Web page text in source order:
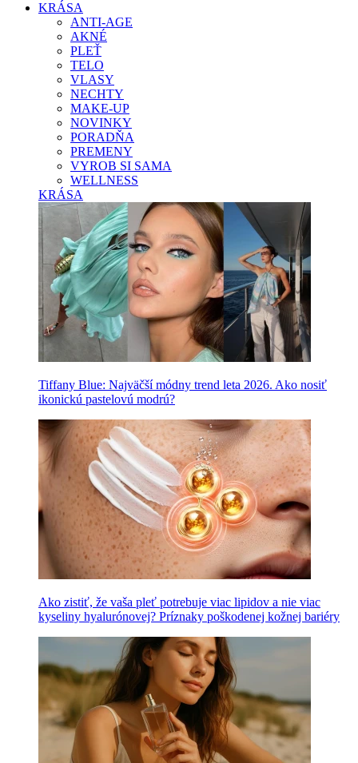
KRÁSA
ANTI-AGE
AKNÉ
PLEŤ
TELO
VLASY
NECHTY
MAKE-UP
NOVINKY
PORADŇA
PREMENY
VYROB SI SAMA
WELLNESS
KRÁSA
Tiffany Blue: Najväčší módny trend leta 2026. Ako nosiť
ikonickú pastelovú modrú?
Ako zistiť, že vaša pleť potrebuje viac lipidov a nie viac
kyseliny hyalurónovej? Príznaky poškodenej kožnej bariéry